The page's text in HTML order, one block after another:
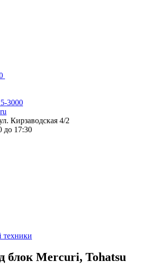
3000
Кирзаводская 4/2
до 17:30
техники
блок Mercuri, Tohatsu